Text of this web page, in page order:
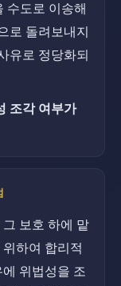
수도로 이송해
로 돌려보내지
유로 정당화되
조각 여부가
보호 하에 맡
하여 합리적
위법성을 조